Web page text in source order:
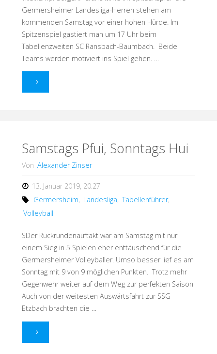
Germersheimer Landesliga-Herren stehen am
kommenden Samstag vor einer hohen Hürde. Im
Spitzenspiel gastiert man um 17 Uhr beim
Tabellenzweiten SC Ransbach-Baumbach. Beide
Teams werden motiviert ins Spiel gehen. …
"Richtungsweisende
Samstags Pfui, Sonntags Hui
Von Alexander Zinser
13. Januar 2019, 20:27
Germersheim, Landesliga, Tabellenführer,
Volleyball
SDer Rückrundenauftakt war am Samstag mit nur
einem Sieg in 5 Spielen eher enttäuschend für die
Germersheimer Volleyballer. Umso besser lief es am
Sonntag mit 9 von 9 möglichen Punkten. Trotz mehr
Gegenwehr weiter auf dem Weg zur perfekten Saison
Auch von der weitesten Auswärtsfahrt zur SSG
Etzbach brachten die …
"Samstags